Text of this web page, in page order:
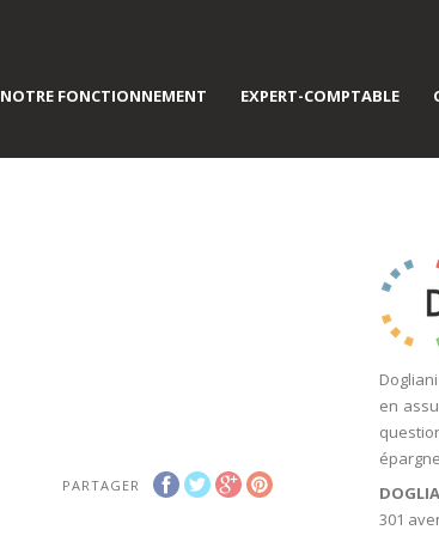
NOTRE FONCTIONNEMENT EXPERT-COMPTABLE
PARTAGER
en
301